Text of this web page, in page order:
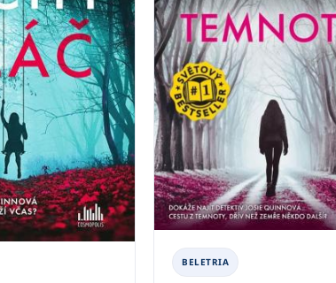
BELETRIA